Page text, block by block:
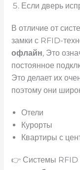
Если дверь
В отличие от
замки с RFID-
офлайн, Это
постоянное
Это делает их
поэтому они
Отели
Курорты
Квартиры с
👉 Системы RFID